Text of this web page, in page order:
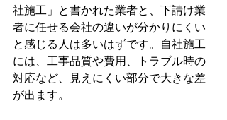
社施工」と書かれた業者と、下請け業
者に任せる会社の違いが分かりにくい
と感じる人は多いはずです。自社施工
には、工事品質や費用、トラブル時の
対応など、見えにくい部分で大きな差
が出ます。